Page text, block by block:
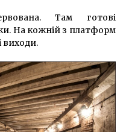
Там готові
На кожній з платформ
виходи.